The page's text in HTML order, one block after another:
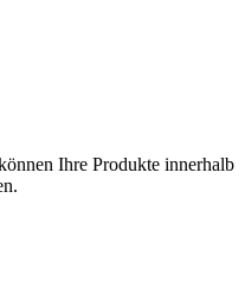
Ihre Produkte innerhalb